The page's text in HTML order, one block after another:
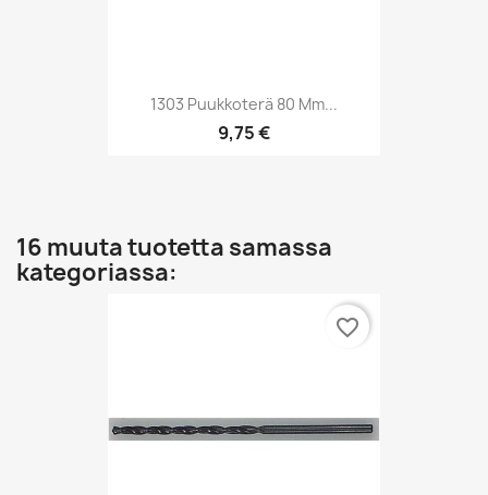
1303 Puukkoterä 80 Mm...
9,75 €
16 muuta tuotetta samassa
kategoriassa:
favorite_border